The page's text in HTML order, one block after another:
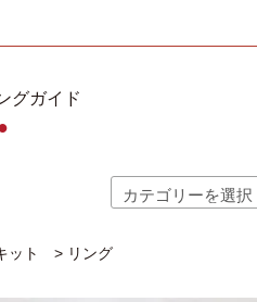
グガイド
ット > リング